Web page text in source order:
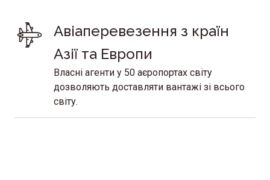
Авіаперевезення з країн
Азії та Европи
Власні агенти у 50 аєропортах світу
дозволяють доставляти вантажі зі всього
світу.